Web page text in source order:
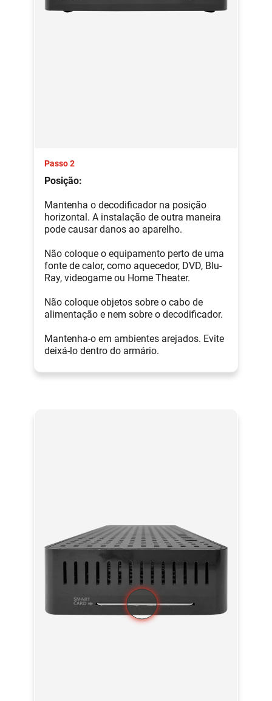
Passo 2
Posição:
Mantenha o decodificador na posição
horizontal. A instalação de outra maneira
pode causar danos ao aparelho.
Não coloque o equipamento perto de uma
fonte de calor, como aquecedor, DVD, Blu-
Ray, videogame ou Home Theater.
Não coloque objetos sobre o cabo de
alimentação e nem sobre o decodificador.
Mantenha-o em ambientes arejados. Evite
deixá-lo dentro do armário.